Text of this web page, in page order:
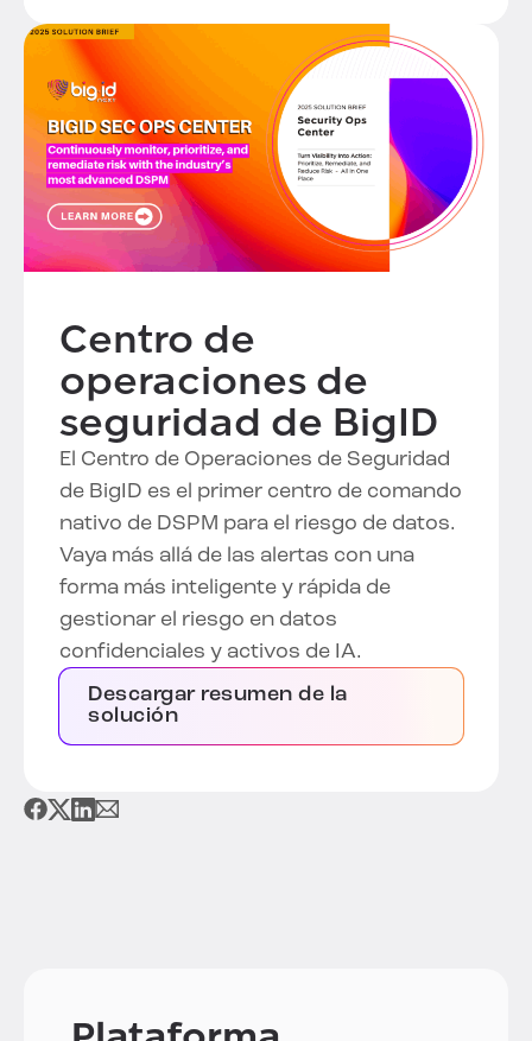
Centro de
operaciones de
seguridad de BigID
El Centro de Operaciones de Seguridad
de BigID es el primer centro de comando
nativo de DSPM para el riesgo de datos.
Vaya más allá de las alertas con una
forma más inteligente y rápida de
gestionar el riesgo en datos
confidenciales y activos de IA.
Descargar resumen de la
solución